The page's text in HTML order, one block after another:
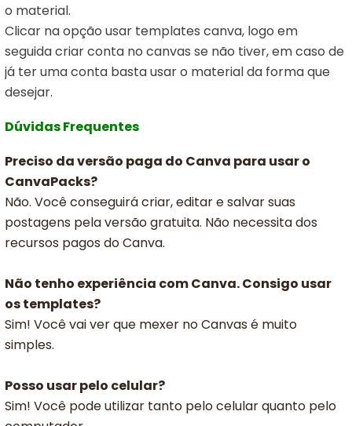
o material.
Clicar na opção usar templates canva, logo em
seguida criar conta no canvas se não tiver, em caso de
já ter uma conta basta usar o material da forma que
desejar.
Dúvidas Frequentes
Preciso da versão paga do Canva para usar o
CanvaPacks?
Não. Você conseguirá criar, editar e salvar suas
postagens pela versão gratuita. Não necessita dos
recursos pagos do Canva.
Não tenho experiência com Canva. Consigo usar
os templates?
Sim! Você vai ver que mexer no Canvas é muito
simples.
Posso usar pelo celular?
Sim! Você pode utilizar tanto pelo celular quanto pelo